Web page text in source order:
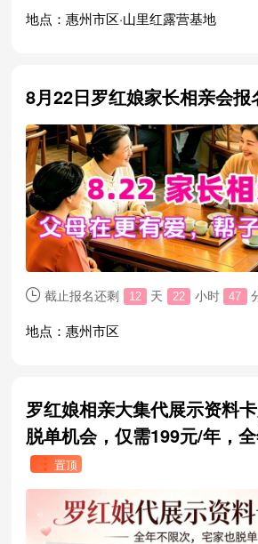
地点：惠州市区·山里红露营基地
8月22日罗红娘家长相亲会报
 截止报名还剩 12 天 22 小时 47
地点：惠州市区
罗红娘相亲大集代展示资料
脱单机会，仅需199元/年，
 置顶